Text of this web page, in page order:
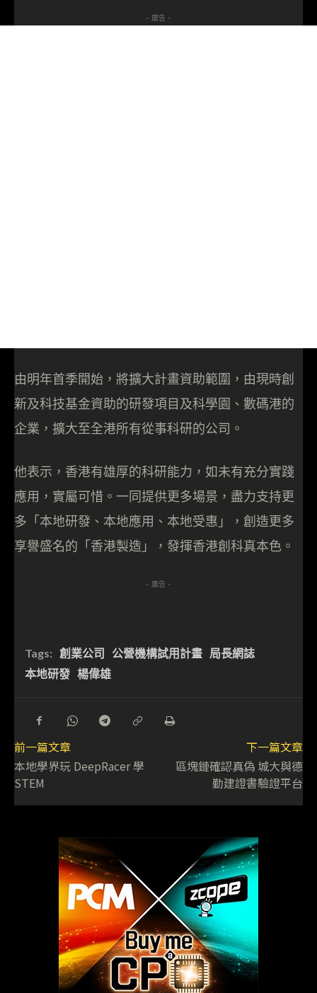
- 廣告 -
由明年首季開始，將擴大計畫資助範圍，由現時創
新及科技基金資助的研發項目及科學園、數碼港的
企業，擴大至全港所有從事科研的公司。
他表示，香港有雄厚的科研能力，如未有充分實踐
應用，實屬可惜。一同提供更多場景，盡力支持更
多「本地研發、本地應用、本地受惠」，創造更多
享譽盛名的「香港製造」，發揮香港創科真本色。
- 廣告 -
Tags: 創業公司 公營機構試用計畫 局長網誌
本地研發 楊偉雄
前一篇文章
本地學界玩 DeepRacer 學
STEM
下一篇文章
區塊鏈確認真偽 城大與德
勤建證書驗證平台